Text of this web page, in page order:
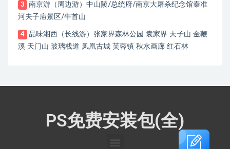
3
南京游（周边游）中山陵/总统府/南京大屠杀纪念馆秦准
河夫子庙景区/牛首山
4
品味湘西（长线游）张家界森林公园 袁家界 天子山 金鞭
溪 天门山 玻璃栈道 凤凰古城 芙蓉镇 秋水画廊 红石林
PS免费安装包(全)